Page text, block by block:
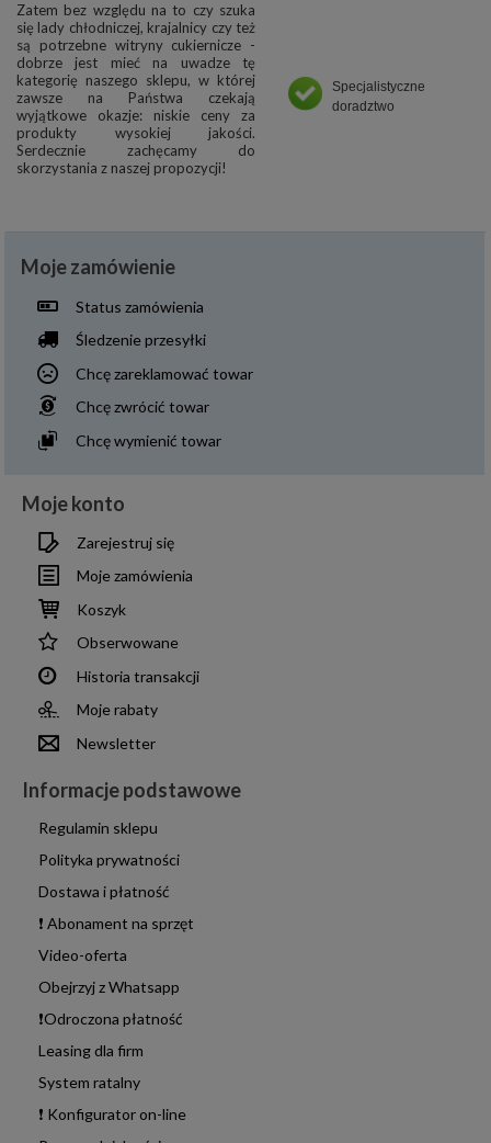
Zatem bez względu na to czy szuka
się lady chłodniczej, krajalnicy czy też
są potrzebne witryny cukiernicze -
dobrze jest mieć na uwadze tę
kategorię naszego sklepu, w której
zawsze na Państwa czekają
wyjątkowe okazje: niskie ceny za
produkty wysokiej jakości.
Serdecznie zachęcamy do
skorzystania z naszej propozycji!
Specjalistyczne
doradztwo
Moje zamówienie
Status zamówienia
Śledzenie przesyłki
Chcę zareklamować towar
Chcę zwrócić towar
Chcę wymienić towar
Moje konto
Zarejestruj się
Moje zamówienia
Koszyk
Obserwowane
Historia transakcji
Moje rabaty
Newsletter
Informacje podstawowe
Regulamin sklepu
Polityka prywatności
Dostawa i płatność
❗ Abonament na sprzęt
Video-oferta
Obejrzyj z Whatsapp
❗Odroczona płatność
Leasing dla firm
System ratalny
❗ Konfigurator on-line